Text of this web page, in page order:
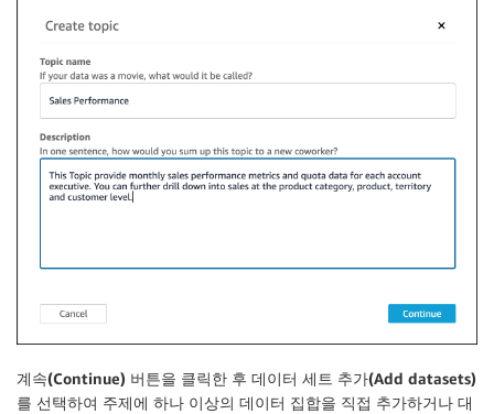
계속(Continue) 버튼을 클릭한 후 데이터 세트 추가(Add datasets)
를 선택하여 주제에 하나 이상의 데이터 집합을 직접 추가하거나 대